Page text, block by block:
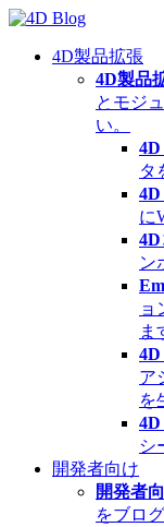
Skip
content4D製品拡張
4D製品
とモジ
い。
タ
4D
に
4D
ン
ョ
ま
ア
を
4D
シ
開発者向け
開発者
をブロ